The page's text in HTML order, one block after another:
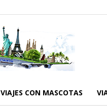
VIAJES CON MASCOTAS